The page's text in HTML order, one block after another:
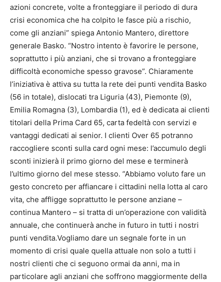
azioni concrete, volte a fronteggiare il periodo di dura
crisi economica che ha colpito le fasce più a rischio,
come gli anziani” spiega Antonio Mantero, direttore
generale Basko. “Nostro intento è favorire le persone,
soprattutto i più anziani, che si trovano a fronteggiare
difficoltà economiche spesso gravose”. Chiaramente
l’iniziativa è attiva su tutta la rete dei punti vendita Basko
(56 in totale), dislocati tra Liguria (43), Piemonte (9),
Emilia Romagna (3), Lombardia (1), ed è dedicata ai clienti
titolari della Prima Card 65, carta fedeltà con servizi e
vantaggi dedicati ai senior. I clienti Over 65 potranno
raccogliere sconti sulla card ogni mese: l’accumulo degli
sconti inizierà il primo giorno del mese e terminerà
l’ultimo giorno del mese stesso. “Abbiamo voluto fare un
gesto concreto per affiancare i cittadini nella lotta al caro
vita, che affligge soprattutto le persone anziane –
continua Mantero – si tratta di un’operazione con validità
annuale, che continuerà anche in futuro in tutti i nostri
punti vendita.Vogliamo dare un segnale forte in un
momento di crisi quale quella attuale non solo a tutti i
nostri clienti che ci seguono ormai da anni, ma in
particolare agli anziani che soffrono maggiormente della